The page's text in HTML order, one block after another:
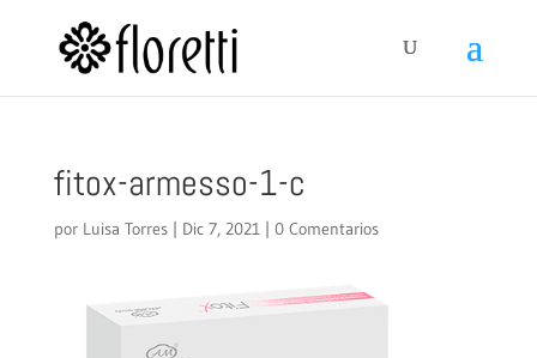
fitox-armesso-1-c
por Luisa Torres| Dic 7, 2021| 0 Comentarios